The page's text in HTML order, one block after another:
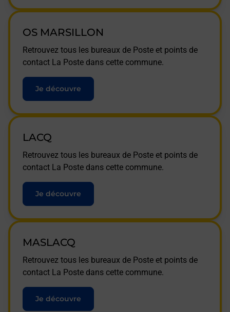
OS MARSILLON
Retrouvez tous les bureaux de Poste et points de
contact La Poste dans cette commune.
Je découvre
LACQ
Retrouvez tous les bureaux de Poste et points de
contact La Poste dans cette commune.
Je découvre
MASLACQ
Retrouvez tous les bureaux de Poste et points de
contact La Poste dans cette commune.
Je découvre